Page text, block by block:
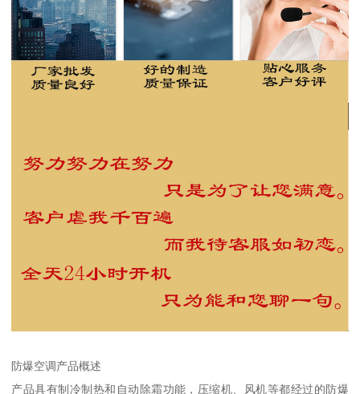
防爆空调产品概述
产品具有制冷制热和自动除霜功能，压缩机、风机等都经过的防爆